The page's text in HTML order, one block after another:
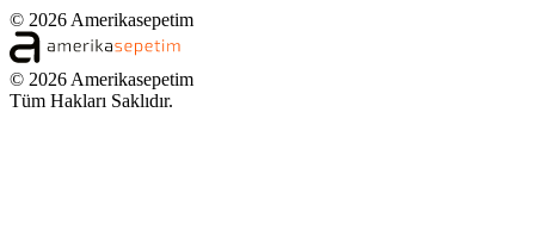
© 2026 Amerikasepetim
© 2026 Amerikasepetim
Tüm Hakları Saklıdır.